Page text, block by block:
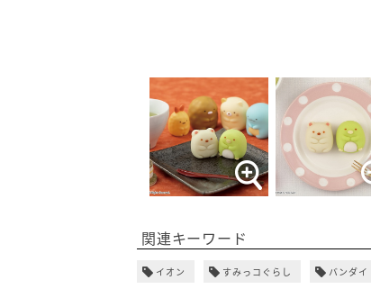
関連キーワード
イオン すみっコぐらし バンダイ